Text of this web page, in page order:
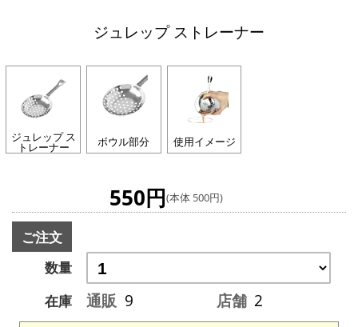
ジュレップ ストレーナー
ジュレップ ス
トレーナー ボウル部分 使用イメージ
550円(本体 500円)
ご注文
数量
在庫
通販 9 店舗 2